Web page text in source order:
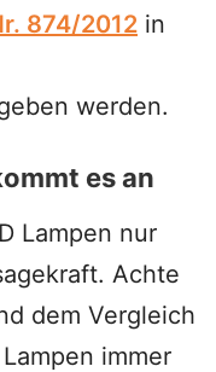
874/2012 in
werden.
es an
Lampen nur
Achte
dem Vergleich
immer